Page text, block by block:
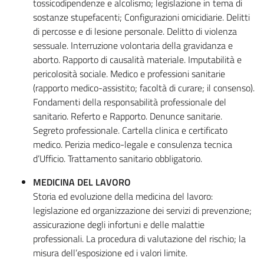
tossicodipendenze e alcolismo; legislazione in tema di
sostanze stupefacenti; Configurazioni omicidiarie. Delitti
di percosse e di lesione personale. Delitto di violenza
sessuale. Interruzione volontaria della gravidanza e
aborto. Rapporto di causalità materiale. Imputabilità e
pericolosità sociale. Medico e professioni sanitarie
(rapporto medico-assistito; facoltà di curare; il consenso).
Fondamenti della responsabilità professionale del
sanitario. Referto e Rapporto. Denunce sanitarie.
Segreto professionale. Cartella clinica e certificato
medico. Perizia medico-legale e consulenza tecnica
d’Ufficio. Trattamento sanitario obbligatorio.
MEDICINA DEL LAVORO
Storia ed evoluzione della medicina del lavoro:
legislazione ed organizzazione dei servizi di prevenzione;
assicurazione degli infortuni e delle malattie
professionali. La procedura di valutazione del rischio; la
misura dell’esposizione ed i valori limite.